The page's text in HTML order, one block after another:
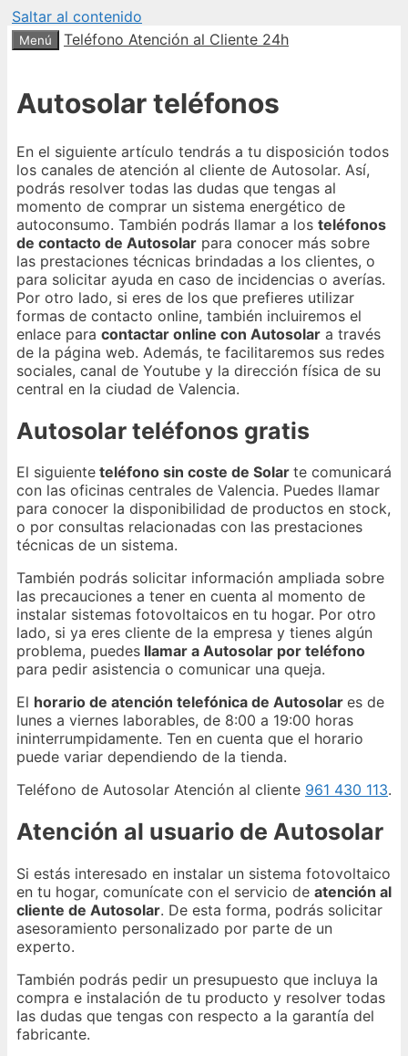
Saltar al contenido
Menú Teléfono Atención al Cliente 24h
Autosolar teléfonos
En el siguiente artículo tendrás a tu disposición todos
los canales de atención al cliente de Autosolar. Así,
podrás resolver todas las dudas que tengas al
momento de comprar un sistema energético de
autoconsumo. También podrás llamar a los teléfonos
de contacto de Autosolar para conocer más sobre
las prestaciones técnicas brindadas a los clientes, o
para solicitar ayuda en caso de incidencias o averías.
Por otro lado, si eres de los que prefieres utilizar
formas de contacto online, también incluiremos el
enlace para contactar online con Autosolar a través
de la página web. Además, te facilitaremos sus redes
sociales, canal de Youtube y la dirección física de su
central en la ciudad de Valencia.
Autosolar teléfonos gratis
El siguiente teléfono sin coste de Solar te comunicará
con las oficinas centrales de Valencia. Puedes llamar
para conocer la disponibilidad de productos en stock,
o por consultas relacionadas con las prestaciones
técnicas de un sistema.
También podrás solicitar información ampliada sobre
las precauciones a tener en cuenta al momento de
instalar sistemas fotovoltaicos en tu hogar. Por otro
lado, si ya eres cliente de la empresa y tienes algún
problema, puedes llamar a Autosolar por teléfono
para pedir asistencia o comunicar una queja.
El horario de atención telefónica de Autosolar es de
lunes a viernes laborables, de 8:00 a 19:00 horas
ininterrumpidamente. Ten en cuenta que el horario
puede variar dependiendo de la tienda.
Teléfono de Autosolar Atención al cliente 961 430 113.
Atención al usuario de Autosolar
Si estás interesado en instalar un sistema fotovoltaico
en tu hogar, comunícate con el servicio de atención al
cliente de Autosolar. De esta forma, podrás solicitar
asesoramiento personalizado por parte de un
experto.
También podrás pedir un presupuesto que incluya la
compra e instalación de tu producto y resolver todas
las dudas que tengas con respecto a la garantía del
fabricante.